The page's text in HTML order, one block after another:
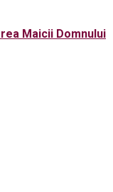
Maicii Domnului